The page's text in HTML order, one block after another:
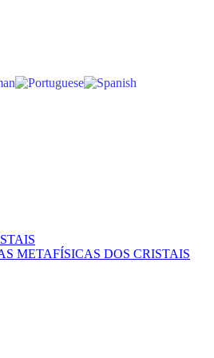
METAFÍSICAS DOS CRISTAIS